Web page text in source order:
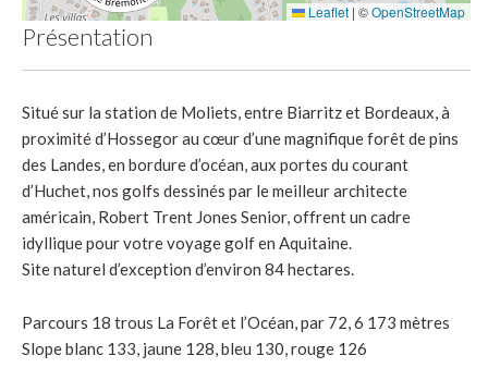
Leaflet | ©OpenStreetMap
Présentation
Situé sur la station de Moliets, entre Biarritz et Bordeaux, à
proximité d’Hossegor au cœur d’une magnifique forêt de pins
des Landes, en bordure d’océan, aux portes du courant
d’Huchet, nos golfs dessinés par le meilleur architecte
américain, Robert Trent Jones Senior, offrent un cadre
idyllique pour votre voyage golf en Aquitaine.
Site naturel d’exception d’environ 84 hectares.
Parcours 18 trous La Forêt et l’Océan, par 72, 6 173 mètres
Slope blanc 133, jaune 128, bleu 130, rouge 126